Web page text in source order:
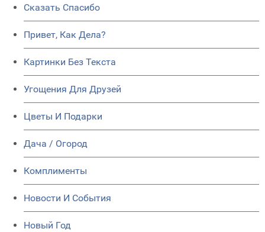
Сказать Спасибо
Привет, Как Дела?
Картинки Без Текста
Угощения Для Друзей
Цветы И Подарки
Дача / Огород
Комплименты
Новости И События
Новый Год